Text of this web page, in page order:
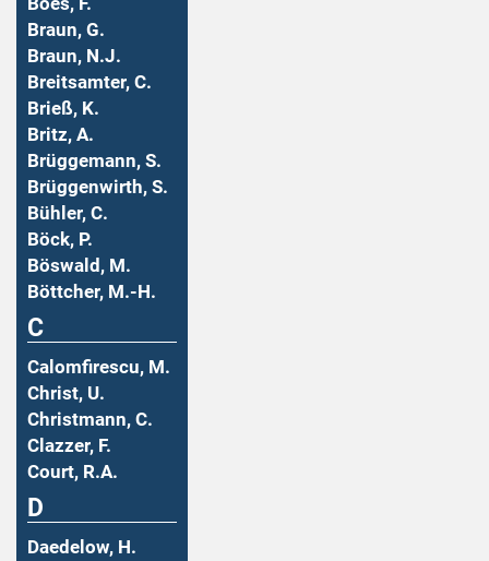
Braun, G.
Braun, N.J.
Breitsamter, C.
Brieß, K.
Britz, A.
Brüggemann, S.
Brüggenwirth, S.
Bühler, C.
Böck, P.
Böswald, M.
Böttcher, M.-H.
C
Calomfirescu, M.
Christ, U.
Christmann, C.
Clazzer, F.
Court, R.A.
D
Daedelow, H.